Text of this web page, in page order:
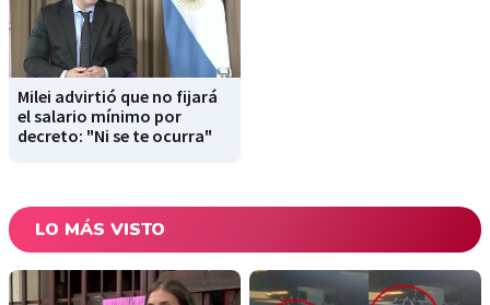
Milei advirtió que no fijará
el salario mínimo por
decreto: "Ni se te ocurra"
LO MÁS VISTO